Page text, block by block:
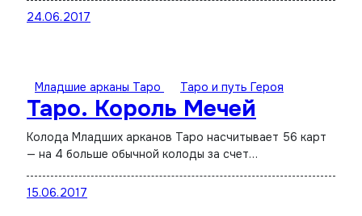
24.06.2017
Младшие арканы Таро Таро и путь Героя
Таро. Король Мечей
Колода Младших арканов Таро насчитывает 56 карт
— на 4 больше обычной колоды за счет…
15.06.2017